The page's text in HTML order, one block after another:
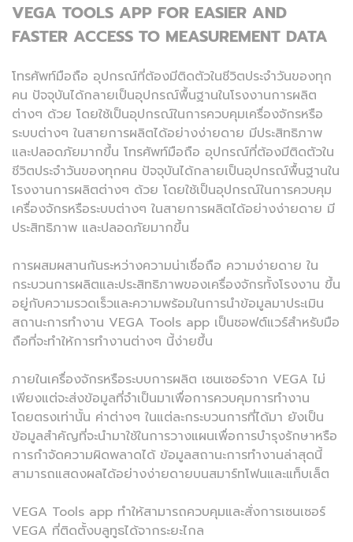
VEGA TOOLS APP FOR EASIER AND
FASTER ACCESS TO MEASUREMENT DATA
โทรศัพท์มือถือ อุปกรณ์ที่ต้องมีติดตัวในชีวิตประจำวันของทุก
คน ปัจจุบันได้กลายเป็นอุปกรณ์พื้นฐานในโรงงานการผลิต
ต่างๆ ด้วย โดยใช้เป็นอุปกรณ์ในการควบคุมเครื่องจักรหรือ
ระบบต่างๆ ในสายการผลิตได้อย่างง่ายดาย มีประสิทธิภาพ
และปลอดภัยมากขึ้น โทรศัพท์มือถือ อุปกรณ์ที่ต้องมีติดตัวใน
ชีวิตประจำวันของทุกคน ปัจจุบันได้กลายเป็นอุปกรณ์พื้นฐานใน
โรงงานการผลิตต่างๆ ด้วย โดยใช้เป็นอุปกรณ์ในการควบคุม
เครื่องจักรหรือระบบต่างๆ ในสายการผลิตได้อย่างง่ายดาย มี
ประสิทธิภาพ และปลอดภัยมากขึ้น
การผสมผสานกันระหว่างความน่าเชื่อถือ ความง่ายดาย ใน
กระบวนการผลิตและประสิทธิภาพของเครื่องจักรทั้งโรงงาน ขึ้น
อยู่กับความรวดเร็วและความพร้อมในการนำข้อมูลมาประเมิน
สถานะการทำงาน VEGA Tools app เป็นซอฟต์แวร์สำหรับมือ
ถือที่จะทำให้การทำงานต่างๆ นี้ง่ายขึ้น
ภายในเครื่องจักรหรือระบบการผลิต เซนเซอร์จาก VEGA ไม่
เพียงแต่จะส่งข้อมูลที่จำเป็นมาเพื่อการควบคุมการทำงาน
โดยตรงเท่านั้น ค่าต่างๆ ในแต่ละกระบวนการที่ได้มา ยังเป็น
ข้อมูลสำคัญที่จะนำมาใช้ในการวางแผนเพื่อการบำรุงรักษาหรือ
การกำจัดความผิดพลาดได้ ข้อมูลสถานะการทำงานล่าสุดนี้
สามารถแสดงผลได้อย่างง่ายดายบนสมาร์ทโฟนและแท็บเล็ต
VEGA Tools app ทำให้สามารถควบคุมและสั่งการเซนเซอร์
VEGA ที่ติดตั้งบลูทูธได้จากระยะไกล